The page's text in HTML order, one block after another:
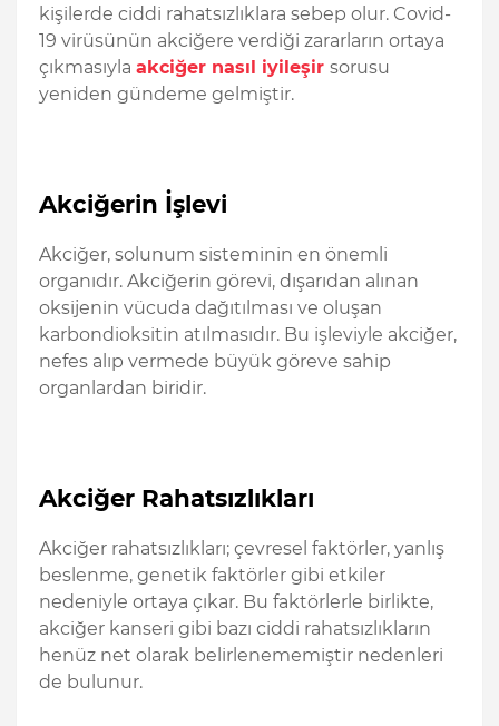
kişilerde ciddi rahatsızlıklara sebep olur. Covid-
19 virüsünün akciğere verdiği zararların ortaya
çıkmasıyla akciğer nasıl iyileşir sorusu
yeniden gündeme gelmiştir.
Akciğerin İşlevi
Akciğer, solunum sisteminin en önemli
organıdır. Akciğerin görevi, dışarıdan alınan
oksijenin vücuda dağıtılması ve oluşan
karbondioksitin atılmasıdır. Bu işleviyle akciğer,
nefes alıp vermede büyük göreve sahip
organlardan biridir.
Akciğer Rahatsızlıkları
Akciğer rahatsızlıkları; çevresel faktörler, yanlış
beslenme, genetik faktörler gibi etkiler
nedeniyle ortaya çıkar. Bu faktörlerle birlikte,
akciğer kanseri gibi bazı ciddi rahatsızlıkların
henüz net olarak belirlenememiştir nedenleri
de bulunur.